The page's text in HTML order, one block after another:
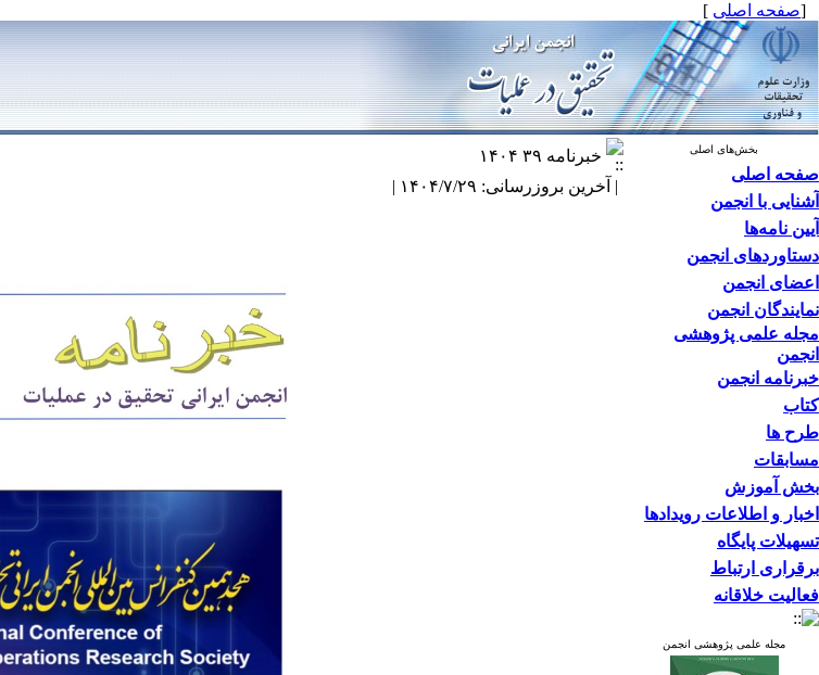
[صفحه اصلی ]
بخش‌های اصلی
صفحه اصلی
آشنایی با انجمن
آیین نامه‌ها
دستاوردهای انجمن
اعضای انجمن
نمایندگان انجمن
مجله علمی پژوهشی
انجمن
خبرنامه انجمن
کتاب
طرح ها
مسابقات
بخش آموزش
اخبار و اطلاعات رویدادها
تسهیلات پایگاه
برقراری ارتباط
فعالیت خلاقانه
مجله علمی پژوهشی انجمن
خبرنامه ۳۹ ۱۴۰۴
| آخرین بروزرسانی: ۱۴۰۴/۷/۲۹ |